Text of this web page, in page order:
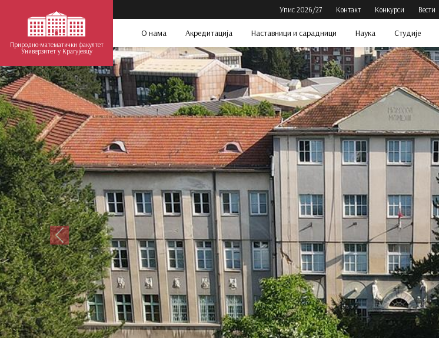
Природно-математички факултет
Универзитет у Крагујевцу
Упис 2026/27 Контакт Конкурси Вести
О нама Акредитација Наставници и сарадници Наука Студије
Претходни